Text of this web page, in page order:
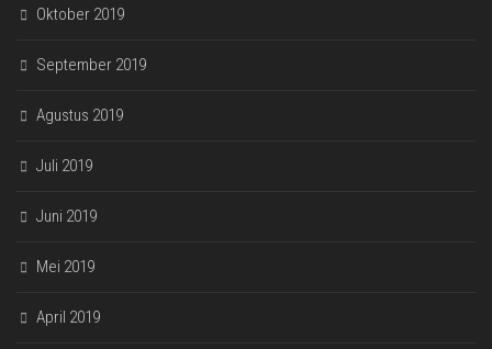
Oktober 2019
September 2019
Agustus 2019
Juli 2019
Juni 2019
Mei 2019
April 2019